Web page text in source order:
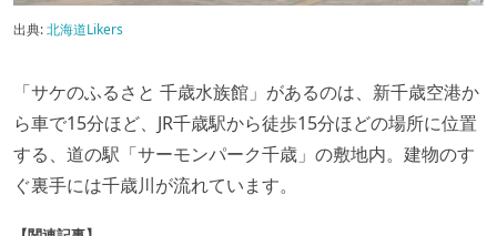
出典:北海道Likers
「サケのふるさと 千歳水族館」があるのは、新千歳空港か
ら車で15分ほど、JR千歳駅から徒歩15分ほどの場所に位置
する、道の駅「サーモンパーク千歳」の敷地内。建物のす
ぐ裏手には千歳川が流れています。